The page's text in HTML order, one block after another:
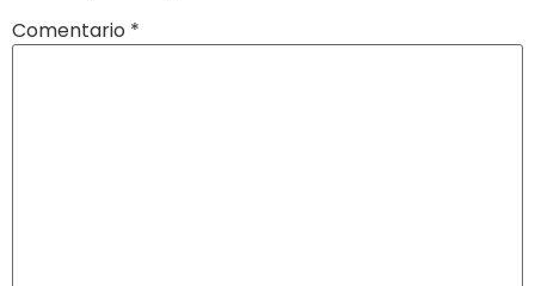
Comentario *